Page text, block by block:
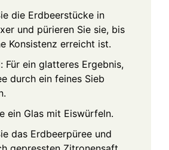
die Erdbeerstücke in
und pürieren Sie sie, bis
Konsistenz erreicht ist.
Für ein glatteres Ergebnis,
durch ein feines Sieb
ein Glas mit Eiswürfeln.
das Erdbeerpüree und